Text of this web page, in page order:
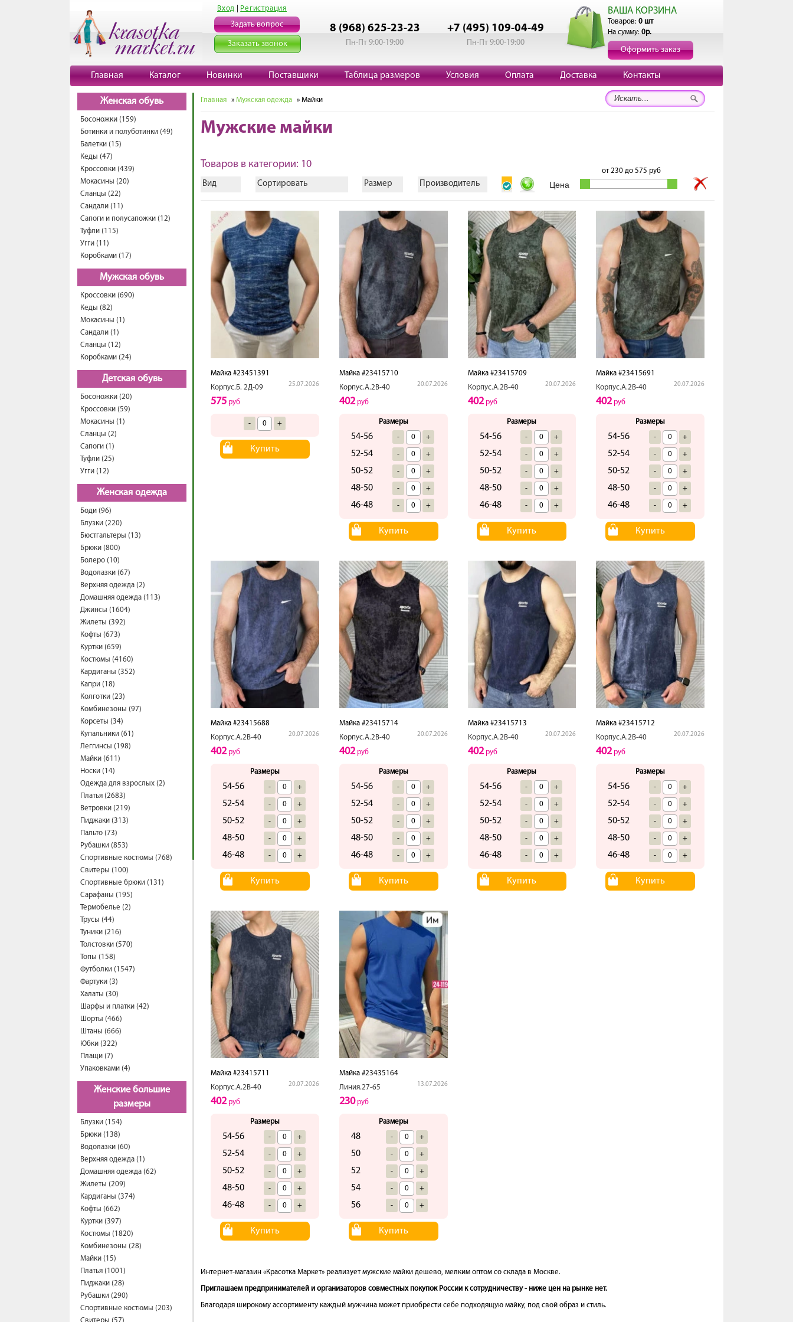
Вход Регистрация
Задать вопрос
Заказать звонок
8 (968) 625-23-23
Пн-Пт 9:00-19:00
+7 (495) 109-04-49
Пн-Пт 9:00-19:00
ВАША КОРЗИНА
Товаров: 0 шт
На сумму: 0р.
Оформить заказ
Главная Каталог Новинки Поставщики Таблица размеров Условия Оплата Доставка Контакты
Женская обувь
Босоножки (159)
Ботинки и полуботинки (49)
Балетки (15)
Кеды (47)
Кроссовки (439)
Мокасины (20)
Сланцы (22)
Сандали (11)
Сапоги и полусапожки (12)
Туфли (115)
Угги (11)
Коробками (17)
Мужская обувь
Кроссовки (690)
Кеды (82)
Мокасины (1)
Сандали (1)
Сланцы (12)
Коробками (24)
Детская обувь
Босоножки (20)
Кроссовки (59)
Мокасины (1)
Сланцы (2)
Сапоги (1)
Туфли (25)
Угги (12)
Женская одежда
Боди (96)
Блузки (220)
Бюстгальтеры (13)
Брюки (800)
Болеро (10)
Водолазки (67)
Верхняя одежда (2)
Домашняя одежда (113)
Джинсы (1604)
Жилеты (392)
Кофты (673)
Куртки (659)
Костюмы (4160)
Кардиганы (352)
Капри (18)
Колготки (23)
Комбинезоны (97)
Корсеты (34)
Купальники (61)
Леггинсы (198)
Майки (611)
Носки (14)
Одежда для взрослых (2)
Платья (2683)
Ветровки (219)
Пиджаки (313)
Пальто (73)
Рубашки (853)
Спортивные костюмы (768)
Свитеры (100)
Спортивные брюки (131)
Сарафаны (195)
Термобелье (2)
Трусы (44)
Туники (216)
Толстовки (570)
Топы (158)
Футболки (1547)
Фартуки (3)
Халаты (30)
Шарфы и платки (42)
Шорты (466)
Штаны (666)
Юбки (322)
Плащи (7)
Упаковками (4)
Женские большие
размеры
Блузки (154)
Брюки (138)
Водолазки (60)
Верхняя одежда (1)
Домашняя одежда (62)
Жилеты (209)
Кардиганы (374)
Кофты (662)
Куртки (397)
Костюмы (1820)
Комбинезоны (28)
Майки (15)
Платья (1001)
Пиджаки (28)
Рубашки (290)
Спортивные костюмы (203)
Главная » Мужская одежда » Майки
Мужские майки
Товаров в категории: 10
Вид Сортировать Размер Производитель
от230до 575 руб
Майка #23451391
Корпус.Б. 2Д-09
25.07.2026
575 руб
- +
Купить
Майка #23415710
Корпус.А.2В-40
20.07.2026
402руб
Размеры
54-56 - +
52-54 - +
50-52 - +
48-50 - +
46-48 - +
Купить
Майка #23415709
Корпус.А.2В-40
20.07.2026
402руб
Размеры
54-56 - +
52-54 - +
50-52 - +
48-50 - +
46-48 - +
Купить
Майка #23415691
Корпус.А.2В-40
20.07.2026
402руб
Размеры
54-56 - +
52-54 - +
50-52 - +
48-50 - +
46-48 - +
Купить
Майка #23415688
Корпус.А.2В-40
20.07.2026
402руб
Размеры
54-56 - +
52-54 - +
50-52 - +
48-50 - +
46-48 - +
Купить
Майка #23415714
Корпус.А.2В-40
20.07.2026
402руб
Размеры
54-56 - +
52-54 - +
50-52 - +
48-50 - +
46-48 - +
Купить
Майка #23415713
Корпус.А.2В-40
20.07.2026
402руб
Размеры
54-56 - +
52-54 - +
50-52 - +
48-50 - +
46-48 - +
Купить
Майка #23415712
Корпус.А.2В-40
20.07.2026
402руб
Размеры
54-56 - +
52-54 - +
50-52 - +
48-50 - +
46-48 - +
Купить
Майка #23415711
Корпус.А.2В-40
20.07.2026
402руб
Размеры
54-56 - +
52-54 - +
50-52 - +
48-50 - +
46-48 - +
Купить
Майка #23435164
Линия.27-65
13.07.2026
230руб
Размеры
48 - +
50 - +
52 - +
54 - +
56 - +
Купить
Интернет-магазин «Красотка Маркет» реализует мужские майки дешево, мелким оптом со склада в Москве.
Приглашаем предпринимателей и организаторов совместных покупок России к сотрудничеству - ниже цен на рынке нет.
Благодаря широкому ассортименту каждый мужчина может приобрести себе подходящую майку, под свой образ и стиль.